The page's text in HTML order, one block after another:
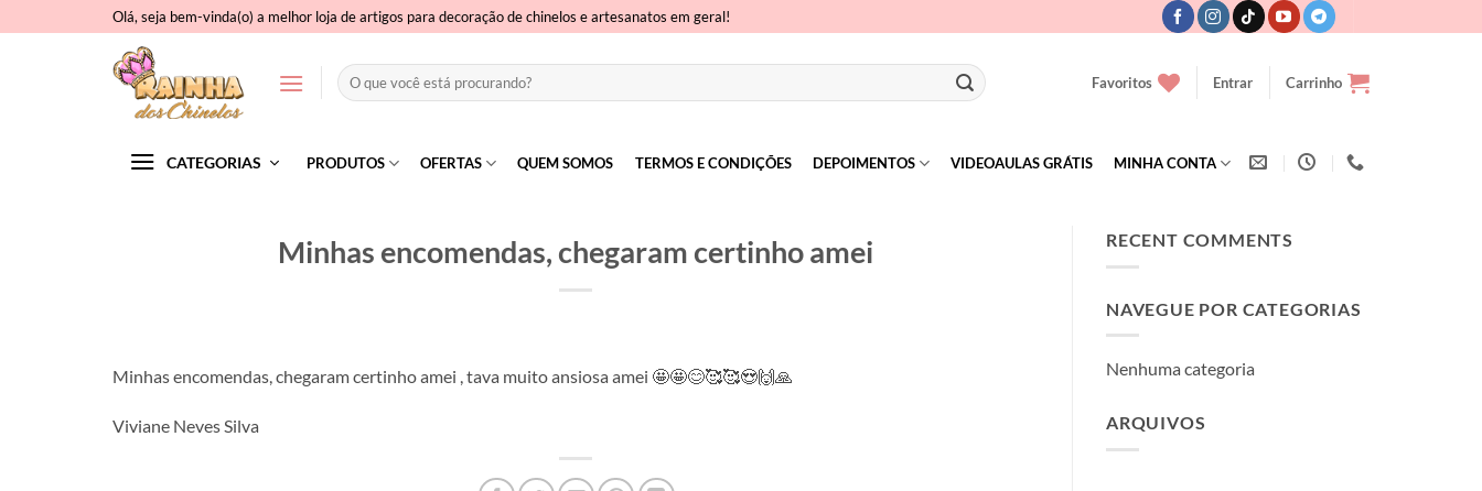
to
Olá, seja bem-vinda(o) a melhor loja de artigos para decoração de chinelos e artesanatos em geral!
Pesquisar
por:
Favoritos Entrar Carrinho
CATEGORIAS PRODUTOS OFERTAS QUEM SOMOS TERMOS E CONDIÇÕES DEPOIMENTOS VIDEOAULAS GRÁTIS MINHA CONTA
Minhas encomendas, chegaram certinho amei
Minhas encomendas, chegaram certinho amei , tava muito ansiosa amei 🤩🤩😊🥰🥰😍🙌🙏
Viviane Neves Silva
RECENT COMMENTS
NAVEGUE POR CATEGORIAS
Nenhuma categoria
ARQUIVOS